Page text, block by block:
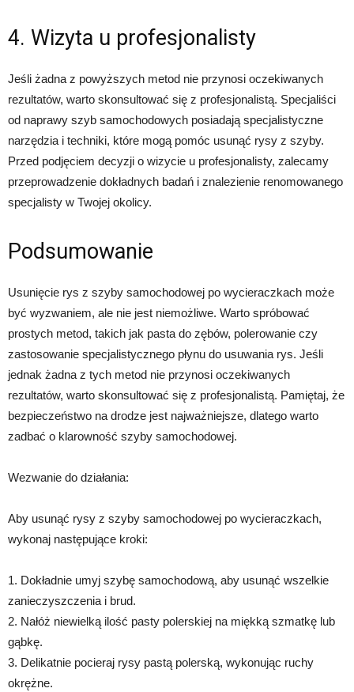
4. Wizyta u profesjonalisty
Jeśli żadna z powyższych metod nie przynosi oczekiwanych
rezultatów, warto skonsultować się z profesjonalistą. Specjaliści
od naprawy szyb samochodowych posiadają specjalistyczne
narzędzia i techniki, które mogą pomóc usunąć rysy z szyby.
Przed podjęciem decyzji o wizycie u profesjonalisty, zalecamy
przeprowadzenie dokładnych badań i znalezienie renomowanego
specjalisty w Twojej okolicy.
Podsumowanie
Usunięcie rys z szyby samochodowej po wycieraczkach może
być wyzwaniem, ale nie jest niemożliwe. Warto spróbować
prostych metod, takich jak pasta do zębów, polerowanie czy
zastosowanie specjalistycznego płynu do usuwania rys. Jeśli
jednak żadna z tych metod nie przynosi oczekiwanych
rezultatów, warto skonsultować się z profesjonalistą. Pamiętaj, że
bezpieczeństwo na drodze jest najważniejsze, dlatego warto
zadbać o klarowność szyby samochodowej.
Wezwanie do działania:
Aby usunąć rysy z szyby samochodowej po wycieraczkach,
wykonaj następujące kroki:
1. Dokładnie umyj szybę samochodową, aby usunąć wszelkie
zanieczyszczenia i brud.
2. Nałóż niewielką ilość pasty polerskiej na miękką szmatkę lub
gąbkę.
3. Delikatnie pocieraj rysy pastą polerską, wykonując ruchy
okrężne.